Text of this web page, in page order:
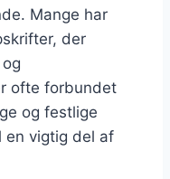
Mange har
der
ofte forbundet
og festlige
en vigtig del af